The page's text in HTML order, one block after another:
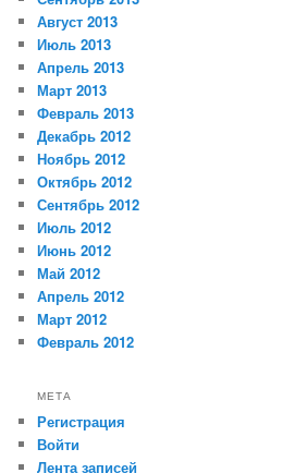
Август 2013
Июль 2013
Апрель 2013
Март 2013
Февраль 2013
Декабрь 2012
Ноябрь 2012
Октябрь 2012
Сентябрь 2012
Июль 2012
Июнь 2012
Май 2012
Апрель 2012
Март 2012
Февраль 2012
МЕТА
Регистрация
Войти
Лента записей